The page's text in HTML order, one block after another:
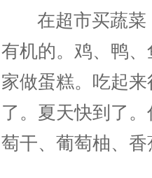
在超市买蔬
有机的。鸡、鸭
家做蛋糕。吃起
了。夏天快到了
萄干、葡萄柚、香